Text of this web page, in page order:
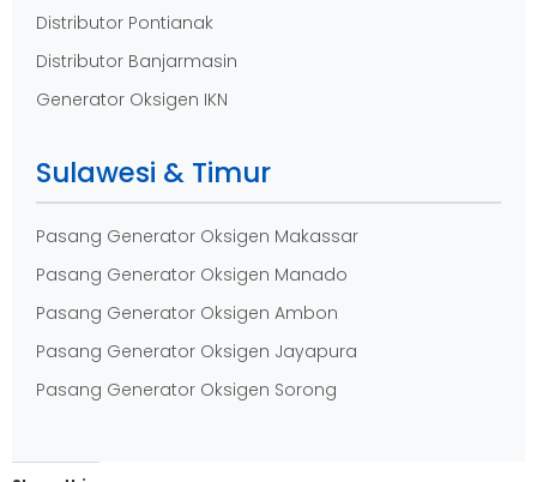
Distributor Pontianak
Distributor Banjarmasin
Generator Oksigen IKN
Sulawesi & Timur
Pasang Generator Oksigen Makassar
Pasang Generator Oksigen Manado
Pasang Generator Oksigen Ambon
Pasang Generator Oksigen Jayapura
Pasang Generator Oksigen Sorong